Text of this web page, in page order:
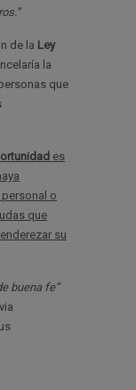
de la Ley
la
que
es
o
que
su
buena fe”